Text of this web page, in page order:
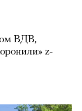
ВДВ,
z-